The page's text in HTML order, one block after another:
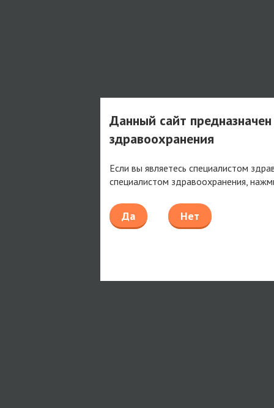
Данный сайт
здравоохранения
Если вы являетесь специалистом
специалистом здравоохранения,
Да Нет